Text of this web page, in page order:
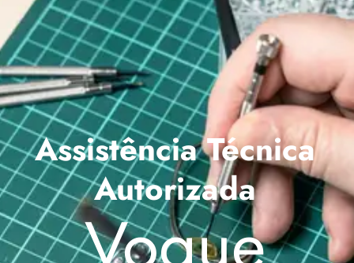
Assistência Técnica
Autorizada